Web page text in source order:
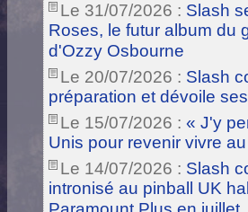
Le 31/07/2026 : Slash
Roses, le futur album du
d'Ozzy Osbourne
Le 20/07/2026 : Slash
préparation et dévoile
Le 15/07/2026 : « J'y
Unis pour revenir vivre
Le 14/07/2026 : Slash
intronisé au pinball UK